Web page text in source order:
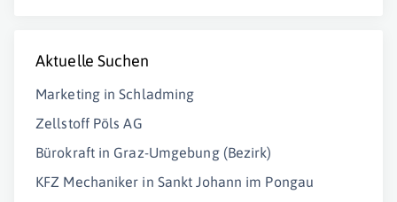
Aktuelle Suchen
Marketing in Schladming
Zellstoff Pöls AG
Bürokraft in Graz-Umgebung (Bezirk)
KFZ Mechaniker in Sankt Johann im Pongau